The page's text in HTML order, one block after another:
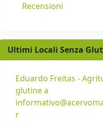
Recensioni
Ultimi Locali Senza
Eduardo Freitas -
glutine a
r